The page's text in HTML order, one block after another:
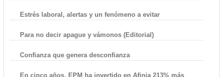
Estrés laboral, alertas y un fenómeno a evitar
Para no decir apague y vámonos (Editorial)
Confianza que genera desconfianza
En cinco años, EPM ha invertido en Afinia 213% más